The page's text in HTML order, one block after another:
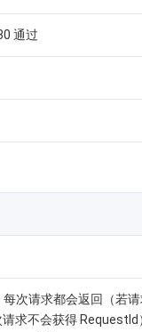
通过
次请求都会返回（若
求不会获得 RequestId